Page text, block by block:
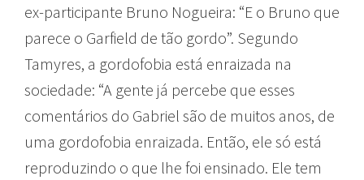
ex-participante Bruno Nogueira: “E o Bruno que
parece o Garfield de tão gordo”. Segundo
Tamyres, a gordofobia está enraizada na
sociedade: “A gente já percebe que esses
comentários do Gabriel são de muitos anos, de
uma gordofobia enraizada. Então, ele só está
reproduzindo o que lhe foi ensinado. Ele tem